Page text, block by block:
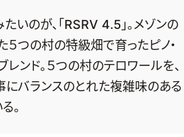
のが、「RSRV 4.5」。メゾンの
５つの村の特級畑で育ったピノ・
ンド。５つの村のテロワールを、
バランスのとれた複雑味のある
。